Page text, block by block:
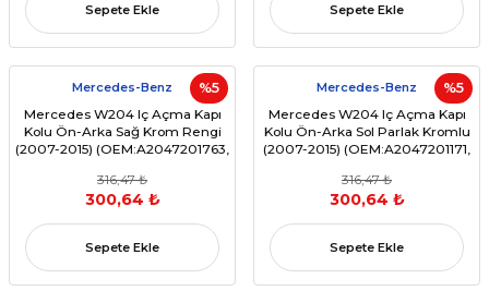
Sepete Ekle Sepete Ekle
%5
Mercedes-Benz
Mercedes W204 Iç Açma Kapı
Kolu Ön-Arka Sağ Krom Rengi
(2007-2015) (OEM:A2047201763,
2047208962)
316,47 ₺
300,64 ₺
Sepete Ekle
%5
Mercedes-Benz
Mercedes W204 Iç Açma Kapı
Kolu Ön-Arka Sol Parlak Kromlu
(2007-2015) (OEM:A2047201171,
2047201563)
316,47 ₺
300,64 ₺
Sepete Ekle